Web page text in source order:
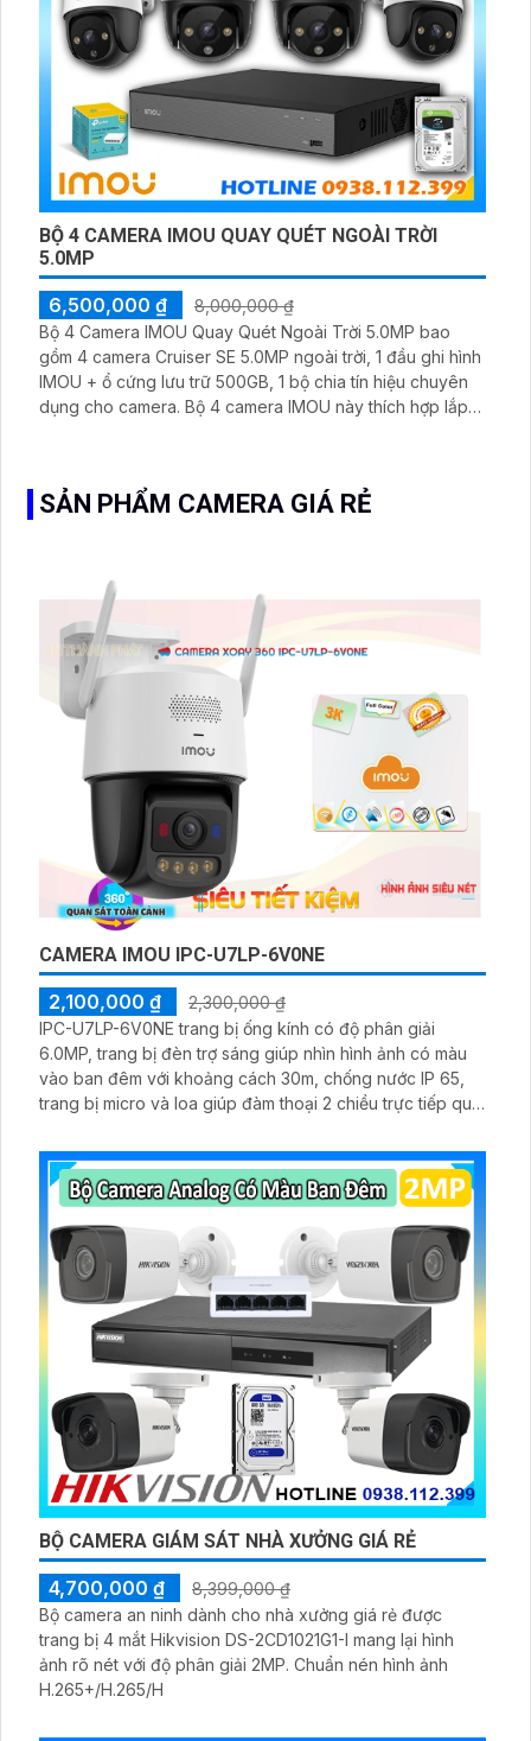
BỘ 4 CAMERA IMOU QUAY QUÉT NGOÀI TRỜI
5.0MP
6,500,000 ₫
8,000,000 ₫
Bộ 4 Camera IMOU Quay Quét Ngoài Trời 5.0MP bao
gồm 4 camera Cruiser SE 5.0MP ngoài trời, 1 đầu ghi hình
IMOU + ổ cứng lưu trữ 500GB, 1 bộ chia tín hiệu chuyên
dụng cho camera. Bộ 4 camera IMOU này thích hợp lắp
SẢN PHẨM CAMERA GIÁ RẺ
CAMERA IMOU IPC-U7LP-6V0NE
2,100,000 ₫
2,300,000 ₫
IPC-U7LP-6V0NE trang bị ống kính có độ phân giải
6.0MP, trang bị đèn trợ sáng giúp nhìn hình ảnh có màu
vào ban đêm với khoảng cách 30m, chống nước IP 65,
trang bị micro và loa giúp đàm thoại 2 chiều trực tiếp qua
BỘ CAMERA GIÁM SÁT NHÀ XƯỞNG GIÁ RẺ
4,700,000 ₫
8,399,000 ₫
Bộ camera an ninh dành cho nhà xưởng giá rẻ được
trang bị 4 mắt Hikvision DS-2CD1021G1-I mang lại hình
ảnh rõ nét với độ phân giải 2MP. Chuẩn nén hình ảnh
H.265+/H.265/H